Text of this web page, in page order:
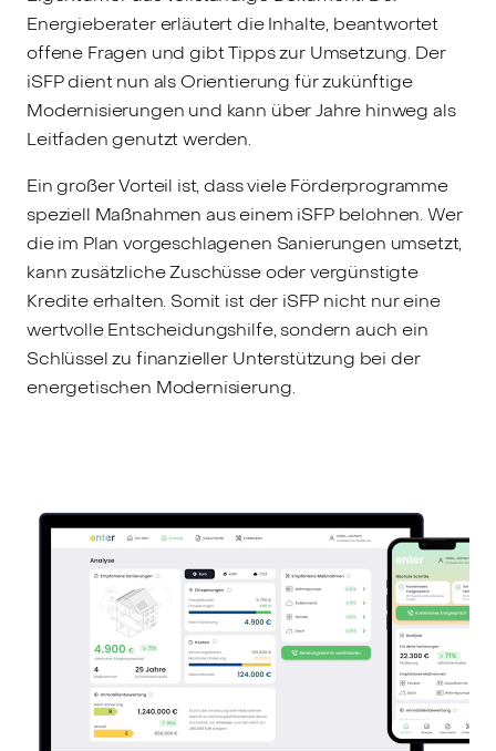
Energieberater erläutert die Inhalte, beantwortet
offene Fragen und gibt Tipps zur Umsetzung. Der
iSFP dient nun als Orientierung für zukünftige
Modernisierungen und kann über Jahre hinweg als
Leitfaden genutzt werden.
Ein großer Vorteil ist, dass viele Förderprogramme
speziell Maßnahmen aus einem iSFP belohnen. Wer
die im Plan vorgeschlagenen Sanierungen umsetzt,
kann zusätzliche Zuschüsse oder vergünstigte
Kredite erhalten. Somit ist der iSFP nicht nur eine
wertvolle Entscheidungshilfe, sondern auch ein
Schlüssel zu finanzieller Unterstützung bei der
energetischen Modernisierung.